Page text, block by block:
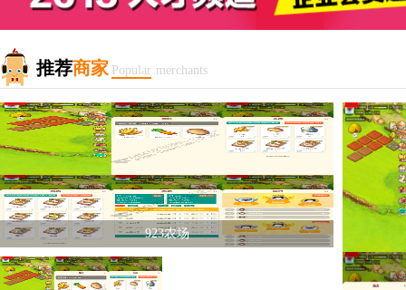
推荐商家 Popular merchants
923农场
史口烧鸡，产于东营市东营区史口镇一带，是黄河口地区特色名
吃之一，也是当地传统肴鸡 ...
黄河故道鲜鱼汤